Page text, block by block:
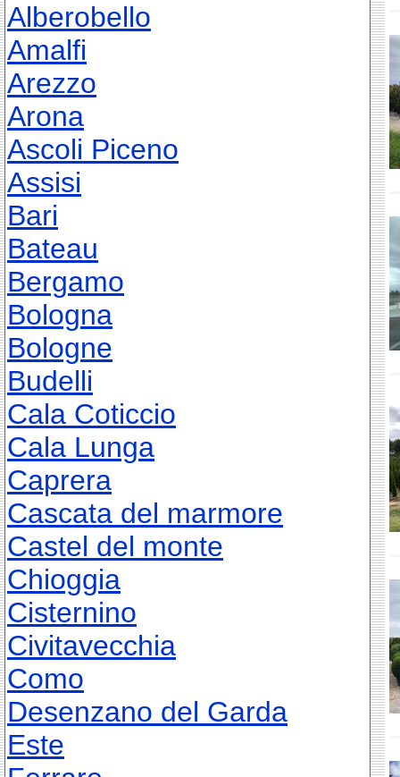
Alberobello
Amalfi
Arezzo
Arona
Ascoli Piceno
Assisi
Bari
Bateau
Bergamo
Bologna
Bologne
Budelli
Cala Coticcio
Cala Lunga
Caprera
Cascata del marmore
Castel del monte
Chioggia
Cisternino
Civitavecchia
Como
Desenzano del Garda
Este